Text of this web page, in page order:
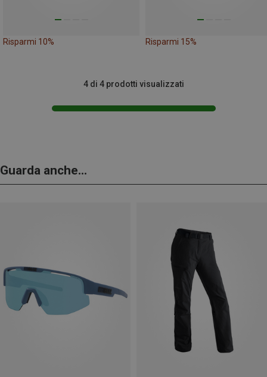
Risparmi 10% Risparmi 15%
4 di 4 prodotti visualizzati
Guarda anche...